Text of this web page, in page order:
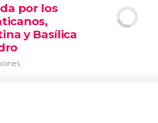
de Nueva York VIP
barrios de Queens, Brooklyn, el Bronx y
grupos reducidos
por los
y Basílica